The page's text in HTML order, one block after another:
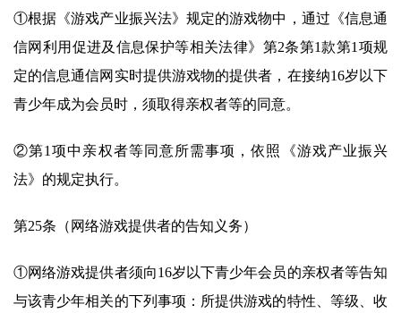
①根据《游戏产业振兴法》规定的游戏物中，通过《信息通
信网利用促进及信息保护等相关法律》第2条第1款第1项规
定的信息通信网实时提供游戏物的提供者，在接纳16岁以下
青少年成为会员时，须取得亲权者等的同意。
②第1项中亲权者等同意所需事项，依照《游戏产业振兴
法》的规定执行。
第25条（网络游戏提供者的告知义务）
①网络游戏提供者须向16岁以下青少年会员的亲权者等告知
与该青少年相关的下列事项：所提供游戏的特性、等级、收